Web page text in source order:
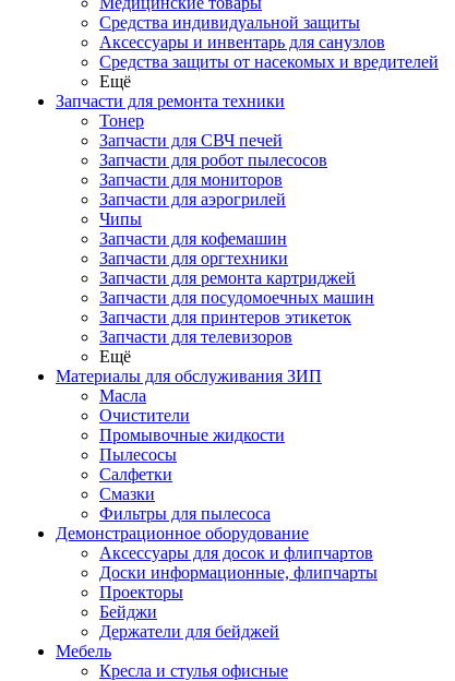
Средства индивидуальной защиты
Аксессуары и инвентарь для санузлов
Средства защиты от насекомых и вредителей
Ещё
Запчасти для ремонта техники
Тонер
Запчасти для СВЧ печей
Запчасти для робот пылесосов
Запчасти для мониторов
Запчасти для аэрогрилей
Чипы
Запчасти для кофемашин
Запчасти для оргтехники
Запчасти для ремонта картриджей
Запчасти для посудомоечных машин
Запчасти для принтеров этикеток
Запчасти для телевизоров
Ещё
Материалы для обслуживания ЗИП
Масла
Очистители
Промывочные жидкости
Пылесосы
Салфетки
Смазки
Фильтры для пылесоса
Демонстрационное оборудование
Аксессуары для досок и флипчартов
Доски информационные, флипчарты
Проекторы
Бейджи
Держатели для бейджей
Мебель
Кресла и стулья офисные